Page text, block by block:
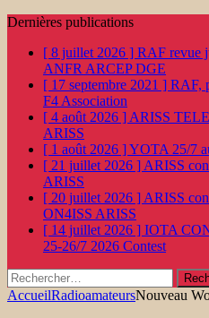
Dernières publications
[ 8 juillet 2026 ] RAF revue
ANFR ARCEP DGE
[ 17 septembre 2021 ] RAF,
F4 Association
[ 4 août 2026 ] ARISS
ARISS
[ 1 août 2026 ]YOTA 25/7
[ 21 juillet 2026 ] ARISS
ARISS
[ 20 juillet 2026 ] ARISS
ON4ISS ARISS
[ 14 juillet 2026 ] IOTA
25-26/7 2026 Contest
Rechercher :
AccueilRadioamateursNouveau